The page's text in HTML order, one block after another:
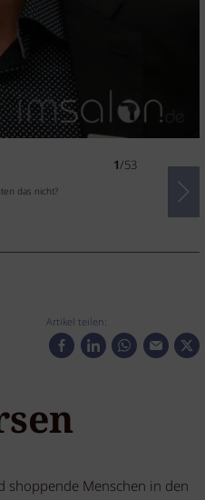
1/53
das nicht?
Artikel teilen:
shoppende Menschen in den